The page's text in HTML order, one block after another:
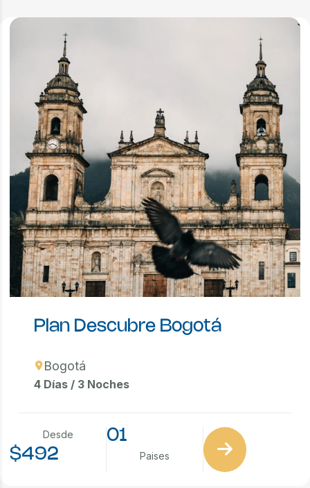
Plan Descubre Bogotá
Bogotá
4 Días / 3 Noches
Desde
$492
01
Paises